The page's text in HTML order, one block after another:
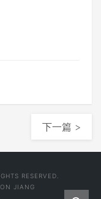
下一篇 >
RESERVED.
JIANG